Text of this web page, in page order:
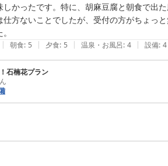
かったです。特に、胡麻豆腐と朝食で出
方ないことでしたが、受付の方がちょっ
| 朝食: 5 | 夕食: 5 | 温泉・お風呂: 4 | 設備: 4
石楠花プラン